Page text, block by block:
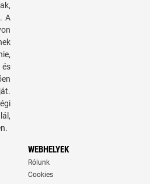
A
és
WEBHELYEK
Rólunk
Cookies